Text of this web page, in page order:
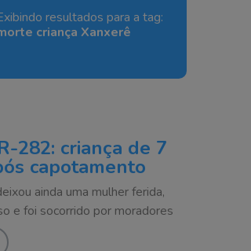
resultados para a tag:
criança Xanxerê
282: criança de 7
capotamento
ainda uma mulher ferida,
e foi socorrido por moradores